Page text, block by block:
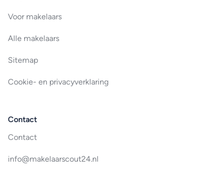
Voor makelaars
Alle makelaars
Sitemap
Cookie- en privacyverklaring
Contact
Contact
info@makelaarscout24.nl